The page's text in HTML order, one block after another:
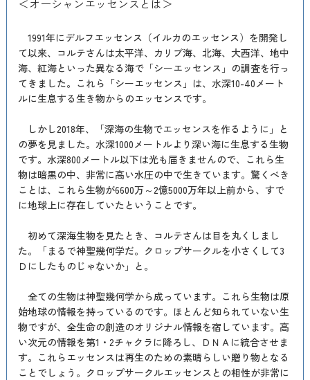
＜オーシャンエッセンスとは＞
1991年にデルフエッセンス（イルカのエッセンス）を開発し
て以来、コルテさんは太平洋、カリブ海、北海、大西洋、地中
海、紅海といった異なる海で「シーエッセンス」の調査を行っ
てきました。これら「シーエッセンス」は、水深10-40メート
ルに生息する生き物からのエッセンスです。
しかし2018年、「深海の生物でエッセンスを作るように」と
の夢を見ました。水深1000メートルより深い海に生息する生物
です。水深800メートル以下は光も届きませんので、これら生
物は暗黒の中、非常に高い水圧の中で生きています。驚くべき
ことは、これら生物が6600万～2億5000万年以上前から、すで
に地球上に存在していたということです。
初めて深海生物を見たとき、コルテさんは目を丸くしまし
た。「まるで神聖幾何学だ。クロップサークルを小さくして3
Ｄにしたものじゃないか」と。
全ての生物は神聖幾何学から成っています。これら生物は原
始地球の情報を持っているのです。ほとんど知られていない生
物ですが、全生命の創造のオリジナル情報を宿しています。高
い次元の情報を第1・2チャクラに降ろし、ＤＮＡに統合させま
す。これらエッセンスは再生のための素晴らしい贈り物となる
ことでしょう。クロップサークルエッセンスとの相性が非常に